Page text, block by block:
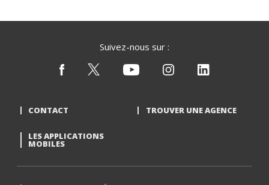
Suivez-nous sur :
CONTACT TROUVER UNE AGENCE
LES APPLICATIONS
MOBILES